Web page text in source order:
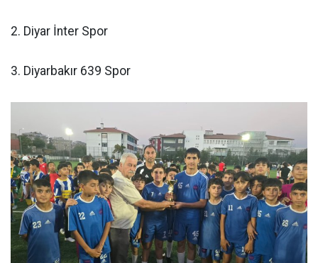
2. Diyar İnter Spor
3. Diyarbakır 639 Spor